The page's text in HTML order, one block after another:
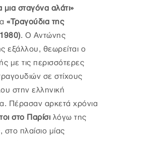
μια σταγόνα αλάτι»
«Τραγούδια της
. Ο Αντώνης
εξάλλου, θεωρείται ο
με τις περισσότερες
σε στίχους
στην ελληνική
Πέρασαν αρκετά χρόνια
στο Παρίσι λόγω της
στο πλαίσιο μίας